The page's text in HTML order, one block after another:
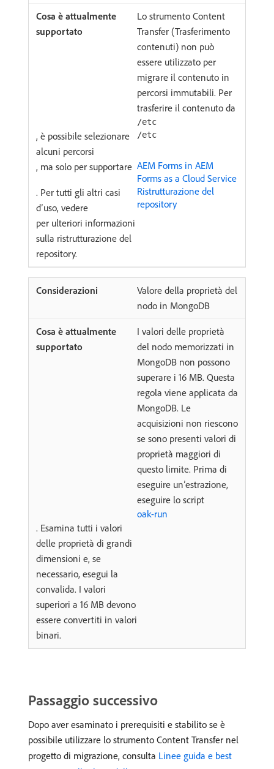
Lo strumento Content
Transfer (Trasferimento
contenuti) non può
essere utilizzato per
migrare il contenuto in
percorsi immutabili. Per
trasferire il contenuto da
/etc
, è possibile selezionare
alcuni percorsi
/etc
, ma solo per supportare AEM Forms in AEM
Forms as a Cloud Service
. Per tutti gli altri casi
d’uso, vedere
Ristrutturazione del
repository
per ulteriori informazioni
sulla ristrutturazione del
repository.
Valore della proprietà del
nodo in MongoDB
I valori delle proprietà
del nodo memorizzati in
MongoDB non possono
superare i 16 MB. Questa
regola viene applicata da
MongoDB. Le
acquisizioni non riescono
se sono presenti valori di
proprietà maggiori di
questo limite. Prima di
eseguire un’estrazione,
eseguire lo script
oak-run
. Esamina tutti i valori
delle proprietà di grandi
dimensioni e, se
necessario, esegui la
convalida. I valori
superiori a 16 MB devono
essere convertiti in valori
binari.
Passaggio successivo
Dopo aver esaminato i prerequisiti e stabilito se è
possibile utilizzare lo strumento Content Transfer nel
progetto di migrazione, consulta Linee guida e best